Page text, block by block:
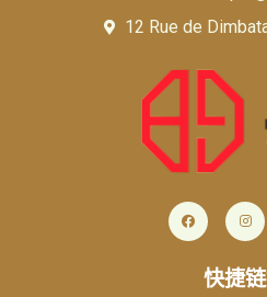
12 Rue de
快捷